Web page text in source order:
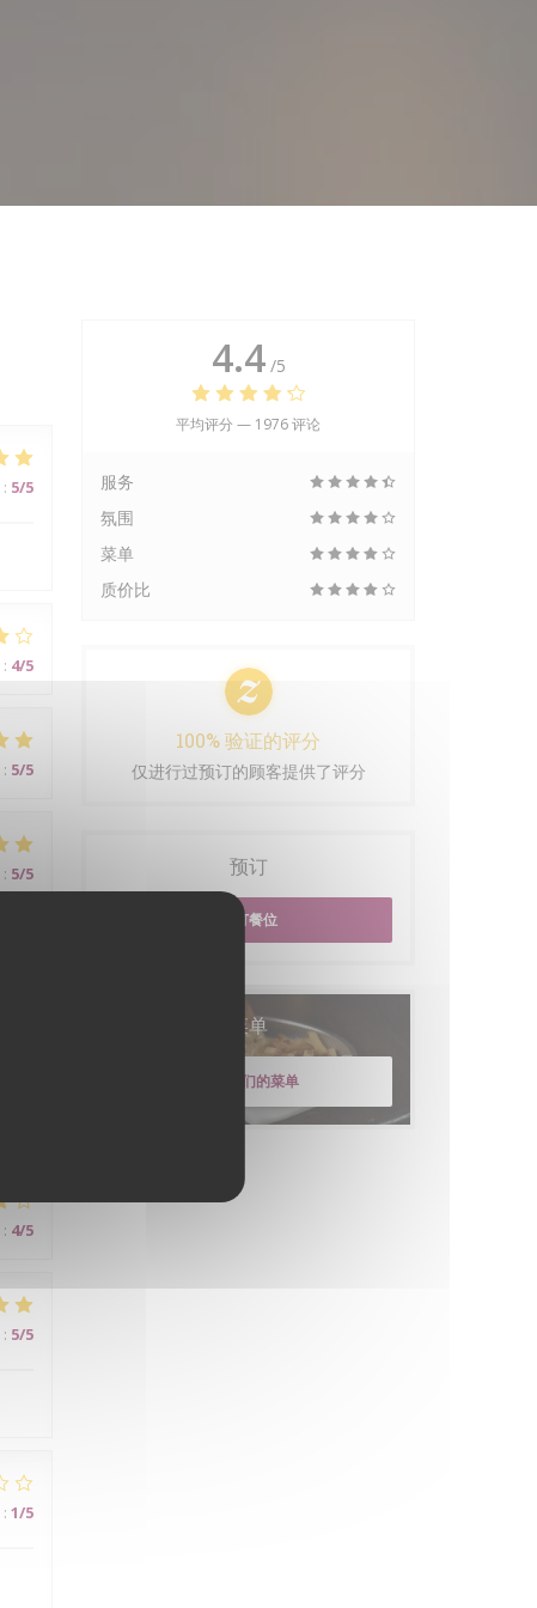
: 5/5
: 4/5
: 5/5
: 5/5
: 4/5
: 5/5
: 1/5
4.4 /5
平均评分 — 1976 评论
服务
氛围
菜单
质价比
100% 验证的评分
仅进行过预订的顾客提供了评分
预订
预订餐位
菜单
发现我们的菜单